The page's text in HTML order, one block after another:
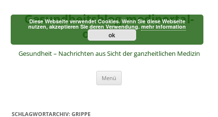
springen
Gesundheitsblog-mediportal-
online.de
Gesundheit – Nachrichten aus Sicht der ganzheitlichen Medizin
Menü
SCHLAGWORTARCHIV: GRIPPE
Diese Webseite verwendet Cookies. Wenn Sie diese Webseite
nutzen, akzeptieren Sie deren Verwendung.mehr Information
ok